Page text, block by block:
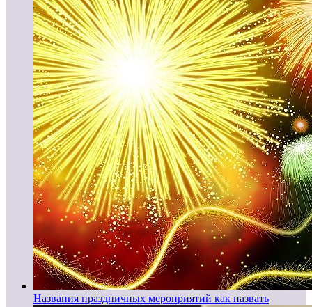
Названия праздничных мероприятий как назвать